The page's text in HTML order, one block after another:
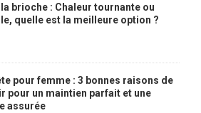
brioche : Chaleur tournante ou
quelle est la meilleure option ?
pour femme : 3 bonnes raisons de
pour un maintien parfait et une
assurée